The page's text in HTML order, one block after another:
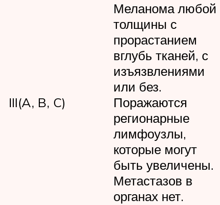
III(A, B, C)
Меланома любой
толщины с
прорастанием
вглубь тканей, с
изъязвлениями
или без.
Поражаются
регионарные
лимфоузлы,
которые могут
быть увеличены.
Метастазов в
органах нет.